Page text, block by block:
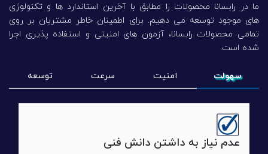
ما در رابسانا محصولات را مطابق با آخرین استاندارد ها و تکنولوژی
‌های موجود توسعه می دهیم. برای اطمینان خاطر مشتریان بر روی
تمامی محصولات رابسانا، آزمون های امنیتی و استفاده پذیری اجرا
شده است.
سهولت امنیت سرعت توسعه
عدم نیاز به داشتن دانش فنی